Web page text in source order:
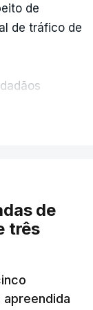
estavam
decorrer
de
de tráfico de
morto
prisionais
que
há
de
três